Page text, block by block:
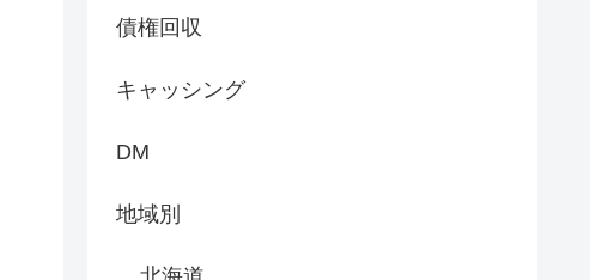
債権回収
キャッシング
DM
地域別